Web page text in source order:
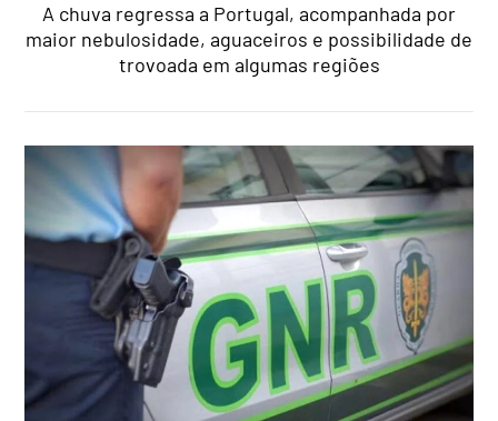
A chuva regressa a Portugal, acompanhada por
maior nebulosidade, aguaceiros e possibilidade de
trovoada em algumas regiões